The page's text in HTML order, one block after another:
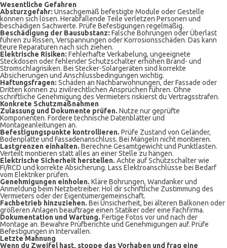
Wesentliche Gefahren
Absturzgefahr: Unsachgemäß befestigte Module oder Gestelle
können sich lösen. Herabfallende Teile verletzen Personen und
beschädigen Sachwerte. Prüfe Befestigungen regelmäßig.
Beschädigung der Bausubstanz: Falsche Bohrungen oder Überlast
führen zu Rissen, Verspannungen oder Korrosionsschäden. Das kann
teure Reparaturen nach sich ziehen.
Elektrische Risiken: Fehlerhafte Verkabelung, ungeeignete
Steckdosen oder fehlender Schutzschalter erhöhen Brand- und
Stromschlagrisiken. Bei Stecker-Solargeräten sind korrekte
Absicherungen und Anschlussbedingungen wichtig.
Haftungsfragen: Schäden an Nachbarwohnungen, der Fassade oder
Dritten können zu zivilrechtlichen Ansprüchen führen. Ohne
schriftliche Genehmigung des Vermieters riskierst du Vertragsstrafen.
Konkrete Schutzmaßnahmen
Zulassung und Dokumente prüfen. Nutze nur geprüfte
Komponenten. Fordere technische Datenblätter und
Montageanleitungen an.
Befestigungspunkte kontrollieren. Prüfe Zustand von Geländer,
Bodenplatte und Fassadenanschluss. Bei Mängeln nicht montieren.
Lastgrenzen einhalten. Berechne Gesamtgewicht und Punktlasten.
Verteilt montieren statt alles an einer Stelle zu hängen.
Elektrische Sicherheit herstellen. Achte auf Schutzschalter wie
FI/RCD und korrekte Absicherung. Lass Elektroanschlüsse bei Bedarf
vom Elektriker prüfen.
Genehmigungen einholen. Kläre Bohrungen, Wandanker und
Anmeldung beim Netzbetreiber. Hol dir schriftliche Zustimmung des
Vermieters oder der Eigentümergemeinschaft.
Fachbetrieb hinzuziehen. Bei Unsicherheit, bei älteren Balkonen oder
größeren Anlagen beauftrage einen Statiker oder eine Fachfirma.
Dokumentation und Wartung. Fertige Fotos vor und nach der
Montage an. Bewahre Prüfberichte und Genehmigungen auf. Prüfe
Befestigungen in Intervallen.
Letzte Mahnung
Wenn du Zweifel hast, stoppe das Vorhaben und frag eine